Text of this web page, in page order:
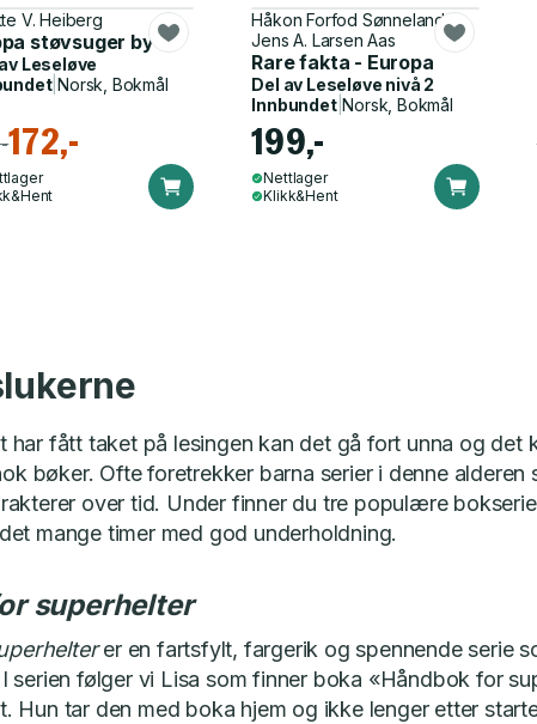
V. Heiberg
støvsuger byen
Leseløve
|Norsk, Bokmål
172,-
Håkon Forfod Sønneland,
Jens A. Larsen Aas
Rare fakta - Europa
Del av Leseløve nivå 2
Innbundet|Norsk, Bokmål
199,-
Nettlager
Klikk&Hent
har fått taket på lesingen kan det gå fort unna og det
bøker. Ofte foretrekker barna serier i denne alderen
over tid. Under finner du tre populære
mange timer med god underholdning.
superhelter
er en fartsfylt, fargerik og spennende serie
serien følger vi Lisa som finner boka «Håndbok for
Hun tar den med boka hjem og ikke lenger etter